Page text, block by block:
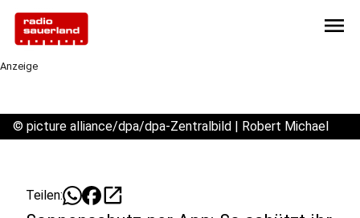
menu
Anzeige
© picture alliance/dpa/dpa-Zentralbild | Robert Michael
Teilen: open_in_new